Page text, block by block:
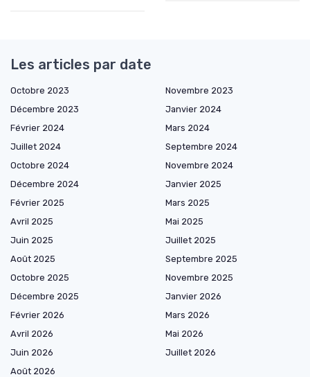
Les articles par date
Octobre 2023
Novembre 2023
Décembre 2023
Janvier 2024
Février 2024
Mars 2024
Juillet 2024
Septembre 2024
Octobre 2024
Novembre 2024
Décembre 2024
Janvier 2025
Février 2025
Mars 2025
Avril 2025
Mai 2025
Juin 2025
Juillet 2025
Août 2025
Septembre 2025
Octobre 2025
Novembre 2025
Décembre 2025
Janvier 2026
Février 2026
Mars 2026
Avril 2026
Mai 2026
Juin 2026
Juillet 2026
Août 2026